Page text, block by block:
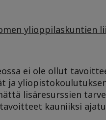
ylioppilaskuntien
ei ole ollut
ja
lisäresurssien
kauniiksi